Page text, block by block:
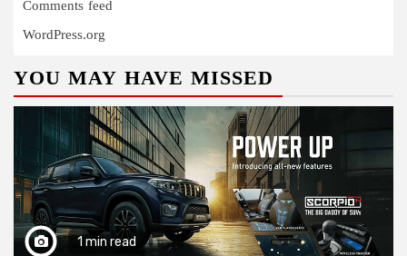
Comments feed
WordPress.org
YOU MAY HAVE MISSED
1 min read